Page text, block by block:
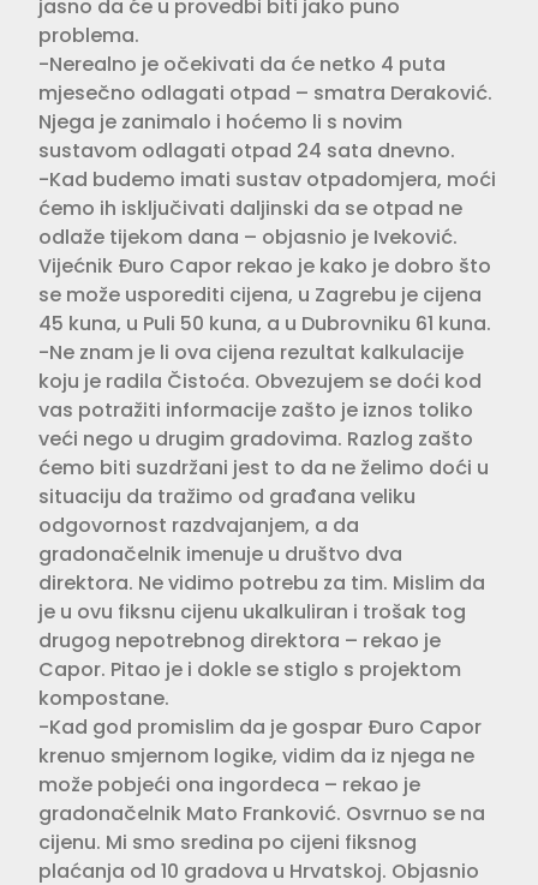
jasno da će u provedbi biti jako puno
problema.
-Nerealno je očekivati da će netko 4 puta
mjesečno odlagati otpad – smatra Deraković.
Njega je zanimalo i hoćemo li s novim
sustavom odlagati otpad 24 sata dnevno.
-Kad budemo imati sustav otpadomjera, moći
ćemo ih isključivati daljinski da se otpad ne
odlaže tijekom dana – objasnio je Iveković.
Vijećnik Đuro Capor rekao je kako je dobro što
se može usporediti cijena, u Zagrebu je cijena
45 kuna, u Puli 50 kuna, a u Dubrovniku 61 kuna.
-Ne znam je li ova cijena rezultat kalkulacije
koju je radila Čistoća. Obvezujem se doći kod
vas potražiti informacije zašto je iznos toliko
veći nego u drugim gradovima. Razlog zašto
ćemo biti suzdržani jest to da ne želimo doći u
situaciju da tražimo od građana veliku
odgovornost razdvajanjem, a da
gradonačelnik imenuje u društvo dva
direktora. Ne vidimo potrebu za tim. Mislim da
je u ovu fiksnu cijenu ukalkuliran i trošak tog
drugog nepotrebnog direktora – rekao je
Capor. Pitao je i dokle se stiglo s projektom
kompostane.
-Kad god promislim da je gospar Đuro Capor
krenuo smjernom logike, vidim da iz njega ne
može pobjeći ona ingordeca – rekao je
gradonačelnik Mato Franković. Osvrnuo se na
cijenu. Mi smo sredina po cijeni fiksnog
plaćanja od 10 gradova u Hrvatskoj. Objasnio